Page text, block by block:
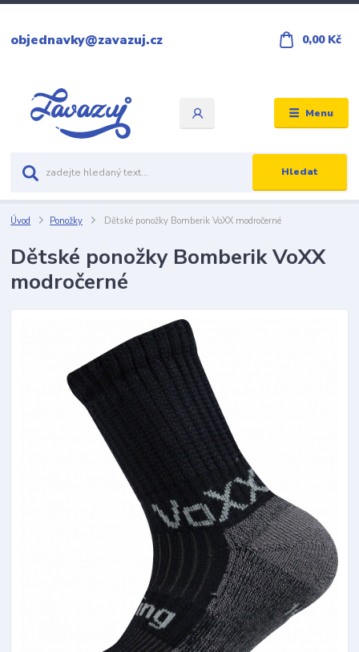
Menu
Hledat
objednavky@zavazuj.cz 0,00 Kč
Úvod Ponožky Dětské ponožky Bomberik VoXX modročerné
Dětské ponožky Bomberik VoXX
modročerné